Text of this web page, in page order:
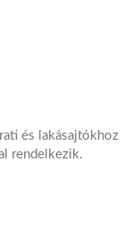
és lakásajtókhoz
rendelkezik.